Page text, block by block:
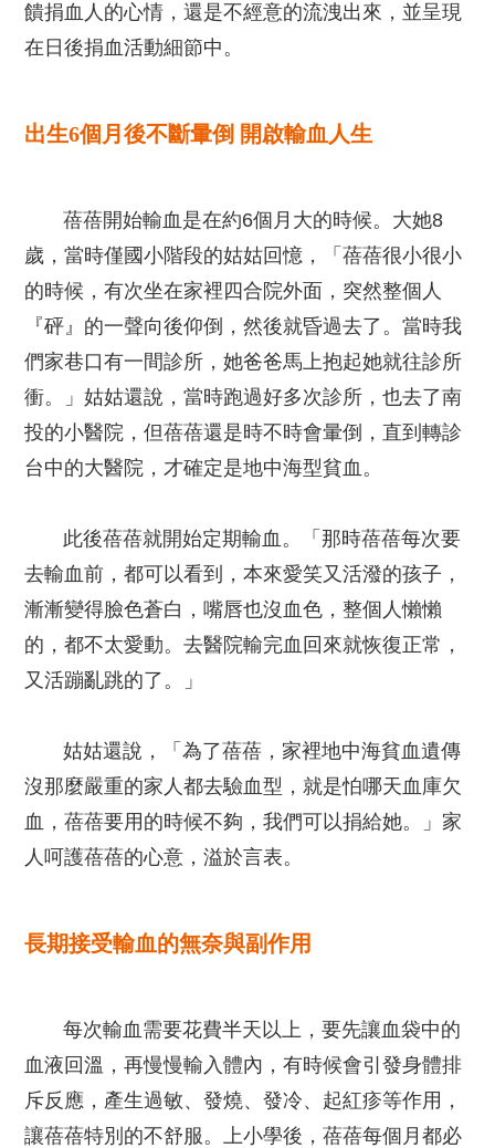
饋捐血人的心情，還是不經意的流洩出來，並呈現
在日後捐血活動細節中。
出生6個月後不斷暈倒 開啟輸血人生
蓓蓓開始輸血是在約6個月大的時候。大她8
歲，當時僅國小階段的姑姑回憶，「蓓蓓很小很小
的時候，有次坐在家裡四合院外面，突然整個人
『砰』的一聲向後仰倒，然後就昏過去了。當時我
們家巷口有一間診所，她爸爸馬上抱起她就往診所
衝。」姑姑還說，當時跑過好多次診所，也去了南
投的小醫院，但蓓蓓還是時不時會暈倒，直到轉診
台中的大醫院，才確定是地中海型貧血。
此後蓓蓓就開始定期輸血。「那時蓓蓓每次要
去輸血前，都可以看到，本來愛笑又活潑的孩子，
漸漸變得臉色蒼白，嘴唇也沒血色，整個人懶懶
的，都不太愛動。去醫院輸完血回來就恢復正常，
又活蹦亂跳的了。」
姑姑還說，「為了蓓蓓，家裡地中海貧血遺傳
沒那麼嚴重的家人都去驗血型，就是怕哪天血庫欠
血，蓓蓓要用的時候不夠，我們可以捐給她。」家
人呵護蓓蓓的心意，溢於言表。
長期接受輸血的無奈與副作用
每次輸血需要花費半天以上，要先讓血袋中的
血液回溫，再慢慢輸入體內，有時候會引發身體排
斥反應，產生過敏、發燒、發冷、起紅疹等作用，
讓蓓蓓特別的不舒服。上小學後，蓓蓓每個月都必